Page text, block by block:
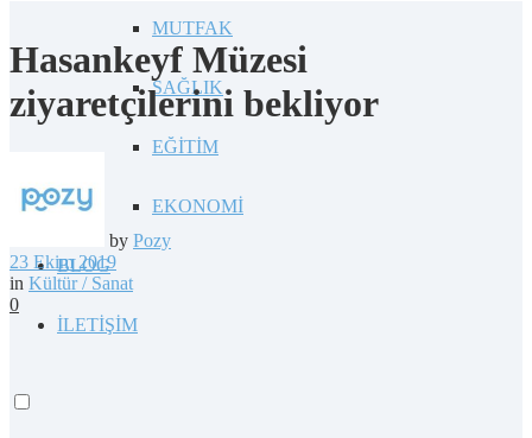
MUTFAK
SAĞLIK
EĞİTİM
EKONOMİ
BLOG
İLETİŞİM
Hasankeyf Müzesi
ziyaretçilerini bekliyor
by Pozy
23 Ekim 2019
in Kültür / Sanat
0